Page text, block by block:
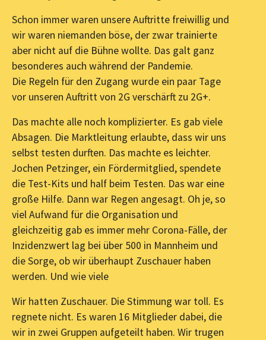
Schon immer waren unsere Auftritte freiwillig und
wir waren niemanden böse, der zwar trainierte
aber nicht auf die Bühne wollte. Das galt ganz
besonderes auch während der Pandemie.
Die Regeln für den Zugang wurde ein paar Tage
vor unseren Auftritt von 2G verschärft zu 2G+.
Das machte alle noch komplizierter. Es gab viele
Absagen. Die Marktleitung erlaubte, dass wir uns
selbst testen durften. Das machte es leichter.
Jochen Petzinger, ein Fördermitglied, spendete
die Test-Kits und half beim Testen. Das war eine
große Hilfe. Dann war Regen angesagt. Oh je, so
viel Aufwand für die Organisation und
gleichzeitig gab es immer mehr Corona-Fälle, der
Inzidenzwert lag bei über 500 in Mannheim und
die Sorge, ob wir überhaupt Zuschauer haben
werden. Und wie viele
Wir hatten Zuschauer. Die Stimmung war toll. Es
regnete nicht. Es waren 16 Mitglieder dabei, die
wir in zwei Gruppen aufgeteilt haben. Wir trugen